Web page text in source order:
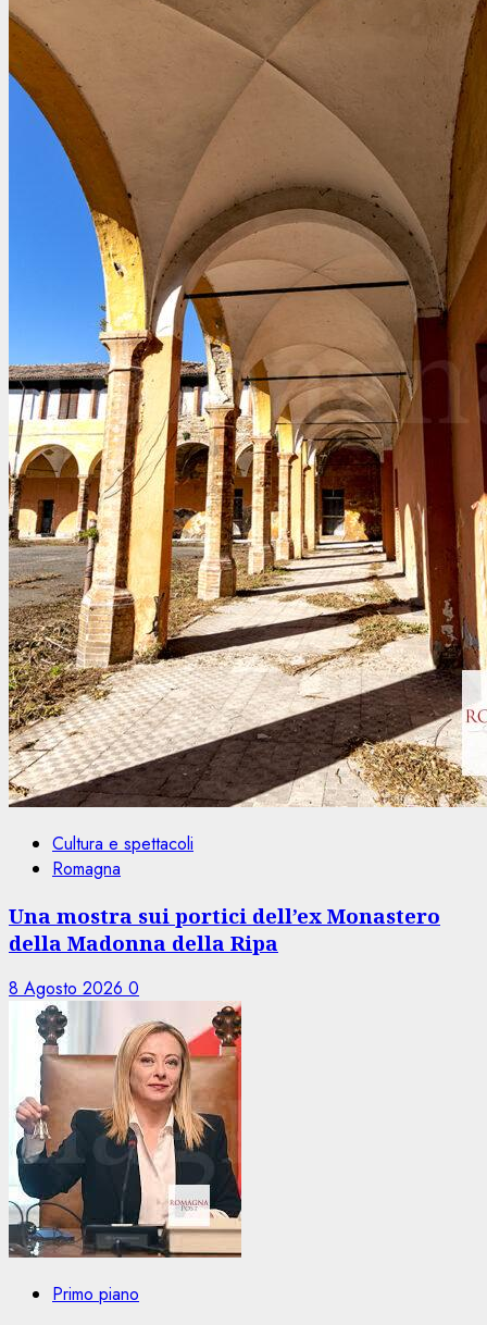
Cultura e spettacoli
Romagna
Una mostra sui portici dell’ex Monastero
della Madonna della Ripa
8 Agosto 2026 0
Primo piano